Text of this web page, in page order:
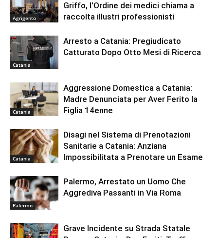
Agrigento
Griffo, l’Ordine dei medici chiama a
raccolta illustri professionisti
Catania
Arresto a Catania: Pregiudicato
Catturato Dopo Otto Mesi di Ricerca
Catania
Aggressione Domestica a Catania:
Madre Denunciata per Aver Ferito la
Figlia 14enne
Catania
Disagi nel Sistema di Prenotazioni
Sanitarie a Catania: Anziana
Impossibilitata a Prenotare un Esame
Palermo
Palermo, Arrestato un Uomo Che
Aggrediva Passanti in Via Roma
Grave Incidente su Strada Statale